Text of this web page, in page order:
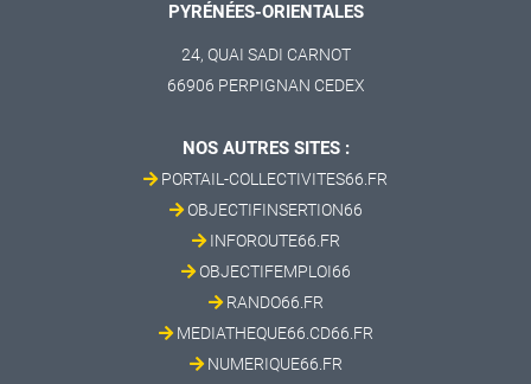
PYRÉNÉES-ORIENTALES
24, QUAI SADI CARNOT
66906 PERPIGNAN CEDEX
NOS AUTRES SITES :
PORTAIL-COLLECTIVITES66.FR
OBJECTIFINSERTION66
INFOROUTE66.FR
OBJECTIFEMPLOI66
RANDO66.FR
MEDIATHEQUE66.CD66.FR
NUMERIQUE66.FR